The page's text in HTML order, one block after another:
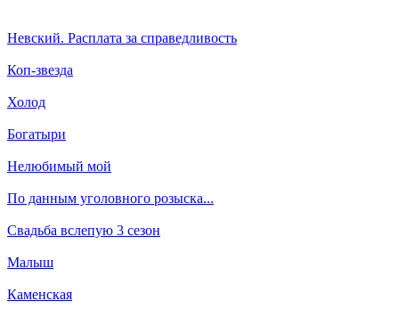
Невский. Расплата за справедливость
Коп-звезда
Холод
Богатыри
Нелюбимый мой
По данным уголовного розыска...
Свадьба вслепую 3 сезон
Малыш
Каменская